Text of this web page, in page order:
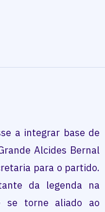
a integrar base de
Alcides Bernal
para o partido.
da legenda na
se torne aliado ao